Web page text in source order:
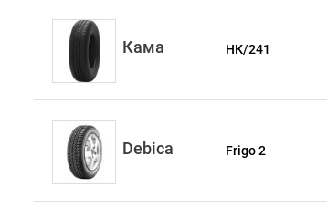
Кама НК/241
Debica Frigo 2